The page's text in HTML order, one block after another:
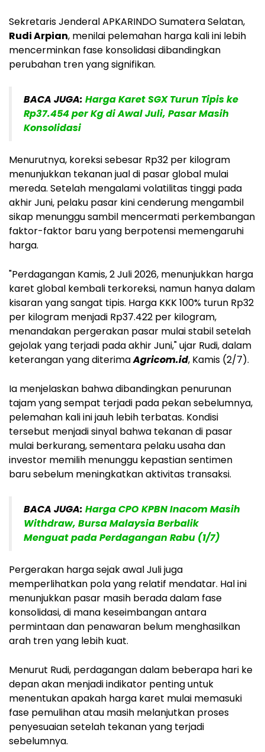
Sekretaris Jenderal APKARINDO Sumatera Selatan,
Rudi Arpian, menilai pelemahan harga kali ini lebih
mencerminkan fase konsolidasi dibandingkan
perubahan tren yang signifikan.
BACA JUGA: Harga Karet SGX Turun Tipis ke
Rp37.454 per Kg di Awal Juli, Pasar Masih
Konsolidasi
Menurutnya, koreksi sebesar Rp32 per kilogram
menunjukkan tekanan jual di pasar global mulai
mereda. Setelah mengalami volatilitas tinggi pada
akhir Juni, pelaku pasar kini cenderung mengambil
sikap menunggu sambil mencermati perkembangan
faktor-faktor baru yang berpotensi memengaruhi
harga.
"Perdagangan Kamis, 2 Juli 2026, menunjukkan harga
karet global kembali terkoreksi, namun hanya dalam
kisaran yang sangat tipis. Harga KKK 100% turun Rp32
per kilogram menjadi Rp37.422 per kilogram,
menandakan pergerakan pasar mulai stabil setelah
gejolak yang terjadi pada akhir Juni," ujar Rudi, dalam
keterangan yang diterimaAgricom.id, Kamis (2/7).
Ia menjelaskan bahwa dibandingkan penurunan
tajam yang sempat terjadi pada pekan sebelumnya,
pelemahan kali ini jauh lebih terbatas. Kondisi
tersebut menjadi sinyal bahwa tekanan di pasar
mulai berkurang, sementara pelaku usaha dan
investor memilih menunggu kepastian sentimen
baru sebelum meningkatkan aktivitas transaksi.
BACA JUGA: Harga CPO KPBN Inacom Masih
Withdraw, Bursa Malaysia Berbalik
Menguat pada Perdagangan Rabu (1/7)
Pergerakan harga sejak awal Juli juga
memperlihatkan pola yang relatif mendatar. Hal ini
menunjukkan pasar masih berada dalam fase
konsolidasi, di mana keseimbangan antara
permintaan dan penawaran belum menghasilkan
arah tren yang lebih kuat.
Menurut Rudi, perdagangan dalam beberapa hari ke
depan akan menjadi indikator penting untuk
menentukan apakah harga karet mulai memasuki
fase pemulihan atau masih melanjutkan proses
penyesuaian setelah tekanan yang terjadi
sebelumnya.